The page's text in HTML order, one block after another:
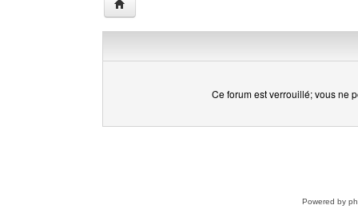
Ce forum est verrouillé; vous ne
Powered by